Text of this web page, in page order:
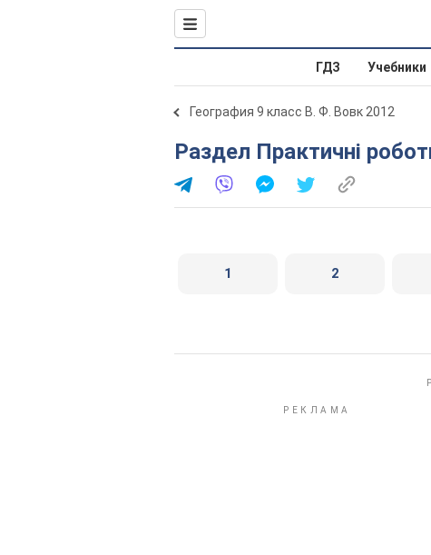
ГДЗ Учебники
География 9 класс В. Ф. Вовк 2012
Раздел Практичні
1 2